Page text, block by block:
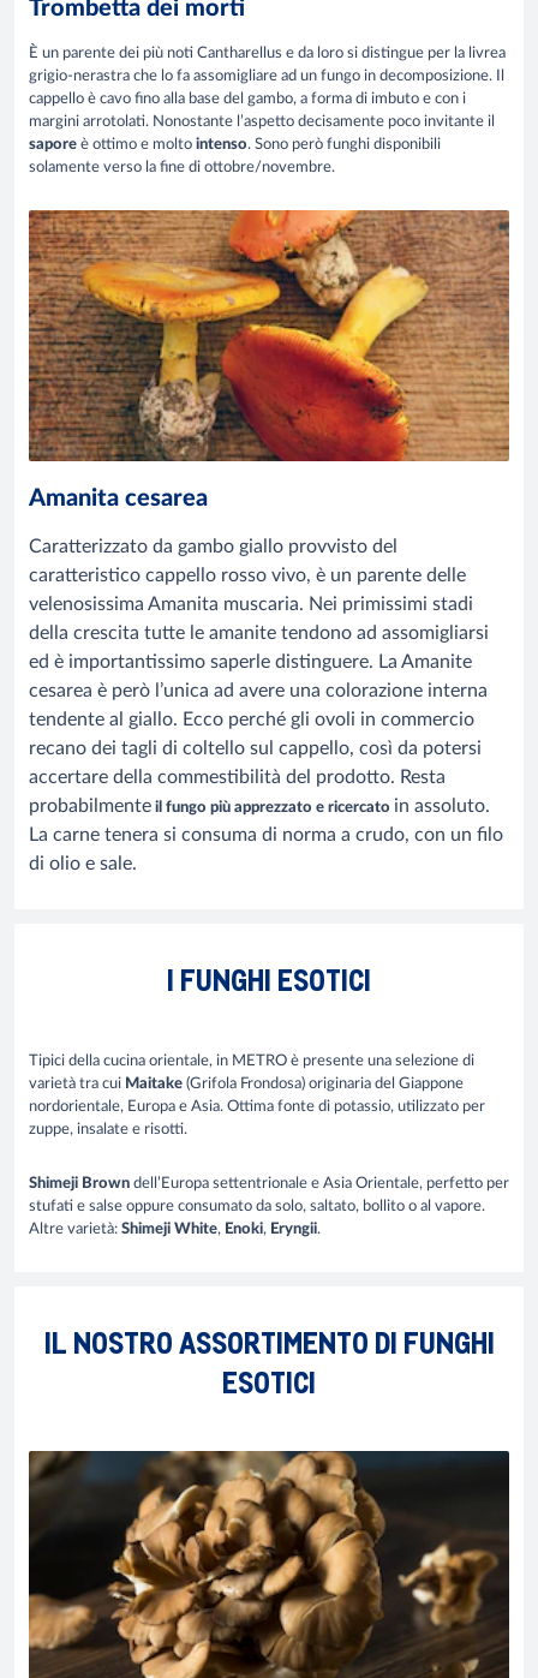
Trombetta dei morti
È un parente dei più noti Cantharellus e da loro si distingue per la livrea
grigio-nerastra che lo fa assomigliare ad un fungo in decomposizione. Il
cappello è cavo fino alla base del gambo, a forma di imbuto e con i
margini arrotolati. Nonostante l’aspetto decisamente poco invitante il
sapore è ottimo e molto intenso. Sono però funghi disponibili
solamente verso la fine di ottobre/novembre.
Amanita cesarea
Caratterizzato da gambo giallo provvisto del
caratteristico cappello rosso vivo, è un parente delle
velenosissima Amanita muscaria. Nei primissimi stadi
della crescita tutte le amanite tendono ad assomigliarsi
ed è importantissimo saperle distinguere. La Amanite
cesarea è però l’unica ad avere una colorazione interna
tendente al giallo. Ecco perché gli ovoli in commercio
recano dei tagli di coltello sul cappello, così da potersi
accertare della commestibilità del prodotto. Resta
probabilmente il fungo più apprezzato e ricercato in assoluto.
La carne tenera si consuma di norma a crudo, con un filo
di olio e sale.
I FUNGHI ESOTICI
Tipici della cucina orientale, in METRO è presente una selezione di
varietà tra cui Maitake (Grifola Frondosa) originaria del Giappone
nordorientale, Europa e Asia. Ottima fonte di potassio, utilizzato per
zuppe, insalate e risotti.
Shimeji Brown dell’Europa settentrionale e Asia Orientale, perfetto per
stufati e salse oppure consumato da solo, saltato, bollito o al vapore.
Altre varietà: Shimeji White, Enoki, Eryngii.
IL NOSTRO ASSORTIMENTO DI FUNGHI
ESOTICI